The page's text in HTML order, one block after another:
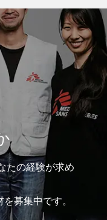
たの経験が求め
募集中です。